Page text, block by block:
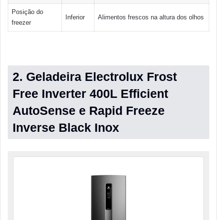
Posição do
freezer
Inferior Alimentos frescos na altura dos olhos
2. Geladeira Electrolux Frost
Free Inverter 400L Efficient
AutoSense e Rapid Freeze
Inverse Black Inox